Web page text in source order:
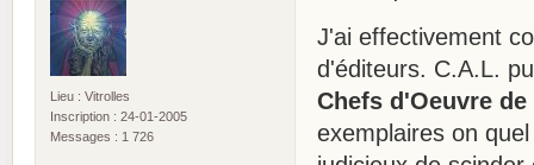
Lieu : Vitrolles
Inscription : 24-01-2005
Messages : 1 726
J'ai effectivement
d'éditeurs. C.A.L.
Chefs d'Oeuvre
exemplaires on